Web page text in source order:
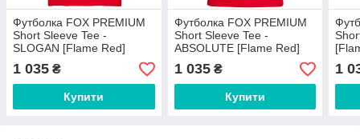
Футболка FOX PREMIUM
Short Sleeve Tee -
SLOGAN [Flame Red]
1 035 ₴
Купити
Футболка FOX PREMIUM
Short Sleeve Tee -
ABSOLUTE [Flame Red]
1 035₴
Купити
1